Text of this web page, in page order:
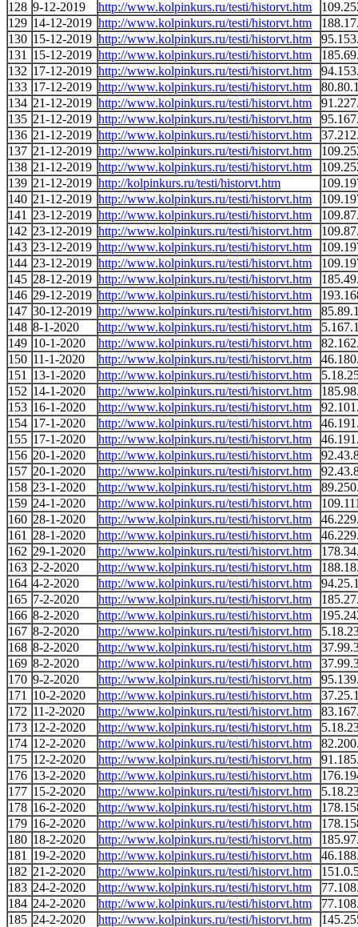
128 9-12-2019 http://www.kolpinkurs.ru/testi/historvt.htm
129 14-12-2019 http://www.kolpinkurs.ru/testi/historvt.htm
130 15-12-2019 http://www.kolpinkurs.ru/testi/historvt.htm
131
15-12-2019 http://www.kolpinkurs.ru/testi/historvt.htm
132 17-12-2019 http://www.kolpinkurs.ru/testi/historvt.htm
133 17-12-2019 http://www.kolpinkurs.ru/testi/historvt.htm
134 21-12-2019 http://www.kolpinkurs.ru/testi/historvt.htm
135 21-12-2019 http://www.kolpinkurs.ru/testi/historvt.htm
136 21-12-2019 http://www.kolpinkurs.ru/testi/historvt.htm
137 21-12-2019 http://www.kolpinkurs.ru/testi/historvt.htm
138 21-12-2019 http://www.kolpinkurs.ru/testi/historvt.htm
139 21-12-2019 http://kolpinkurs.ru/testi/historvt.htm
140 21-12-2019 http://www.kolpinkurs.ru/testi/historvt.htm
141
23-12-2019 http://www.kolpinkurs.ru/testi/historvt.htm
142 23-12-2019 http://www.kolpinkurs.ru/testi/historvt.htm
143 23-12-2019 http://www.kolpinkurs.ru/testi/historvt.htm
144 23-12-2019 http://www.kolpinkurs.ru/testi/historvt.htm
145 28-12-2019 http://www.kolpinkurs.ru/testi/historvt.htm
146 29-12-2019 http://www.kolpinkurs.ru/testi/historvt.htm
147 30-12-2019 http://www.kolpinkurs.ru/testi/historvt.htm
148 8-1-2020 http://www.kolpinkurs.ru/testi/historvt.htm
149 10-1-2020 http://www.kolpinkurs.ru/testi/historvt.htm
150 11-1-2020 http://www.kolpinkurs.ru/testi/historvt.htm
151
13-1-2020 http://www.kolpinkurs.ru/testi/historvt.htm
152 14-1-2020 http://www.kolpinkurs.ru/testi/historvt.htm
153 16-1-2020 http://www.kolpinkurs.ru/testi/historvt.htm
154 17-1-2020 http://www.kolpinkurs.ru/testi/historvt.htm
155 17-1-2020 http://www.kolpinkurs.ru/testi/historvt.htm
156 20-1-2020 http://www.kolpinkurs.ru/testi/historvt.htm
157 20-1-2020 http://www.kolpinkurs.ru/testi/historvt.htm
158 23-1-2020 http://www.kolpinkurs.ru/testi/historvt.htm
159 24-1-2020 http://www.kolpinkurs.ru/testi/historvt.htm
160 28-1-2020 http://www.kolpinkurs.ru/testi/historvt.htm
161
28-1-2020 http://www.kolpinkurs.ru/testi/historvt.htm
162 29-1-2020 http://www.kolpinkurs.ru/testi/historvt.htm
163 2-2-2020 http://www.kolpinkurs.ru/testi/historvt.htm
164 4-2-2020 http://www.kolpinkurs.ru/testi/historvt.htm
165 7-2-2020 http://www.kolpinkurs.ru/testi/historvt.htm
166 8-2-2020 http://www.kolpinkurs.ru/testi/historvt.htm
167 8-2-2020 http://www.kolpinkurs.ru/testi/historvt.htm
168 8-2-2020 http://www.kolpinkurs.ru/testi/historvt.htm
169 8-2-2020 http://www.kolpinkurs.ru/testi/historvt.htm
170 9-2-2020 http://www.kolpinkurs.ru/testi/historvt.htm
171
10-2-2020 http://www.kolpinkurs.ru/testi/historvt.htm
172 11-2-2020 http://www.kolpinkurs.ru/testi/historvt.htm
173 12-2-2020 http://www.kolpinkurs.ru/testi/historvt.htm
174 12-2-2020 http://www.kolpinkurs.ru/testi/historvt.htm
175 12-2-2020 http://www.kolpinkurs.ru/testi/historvt.htm
176 13-2-2020 http://www.kolpinkurs.ru/testi/historvt.htm
177 15-2-2020 http://www.kolpinkurs.ru/testi/historvt.htm
178 16-2-2020 http://www.kolpinkurs.ru/testi/historvt.htm
179 16-2-2020 http://www.kolpinkurs.ru/testi/historvt.htm
180 18-2-2020 http://www.kolpinkurs.ru/testi/historvt.htm
181
19-2-2020 http://www.kolpinkurs.ru/testi/historvt.htm
182 21-2-2020 http://www.kolpinkurs.ru/testi/historvt.htm
183 24-2-2020 http://www.kolpinkurs.ru/testi/historvt.htm
184 24-2-2020 http://www.kolpinkurs.ru/testi/historvt.htm
185 24-2-2020 http://www.kolpinkurs.ru/testi/historvt.htm